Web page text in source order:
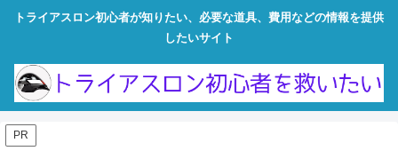
トライアスロン初心者が知りたい、必要な道具、費用などの情報を提供
したいサイト
PR